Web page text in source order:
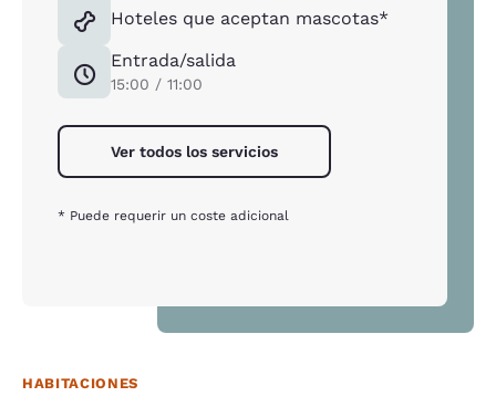
Hoteles que aceptan mascotas*
Entrada/salida
15:00 / 11:00
Ver todos los servicios
* Puede requerir un coste adicional
HABITACIONES